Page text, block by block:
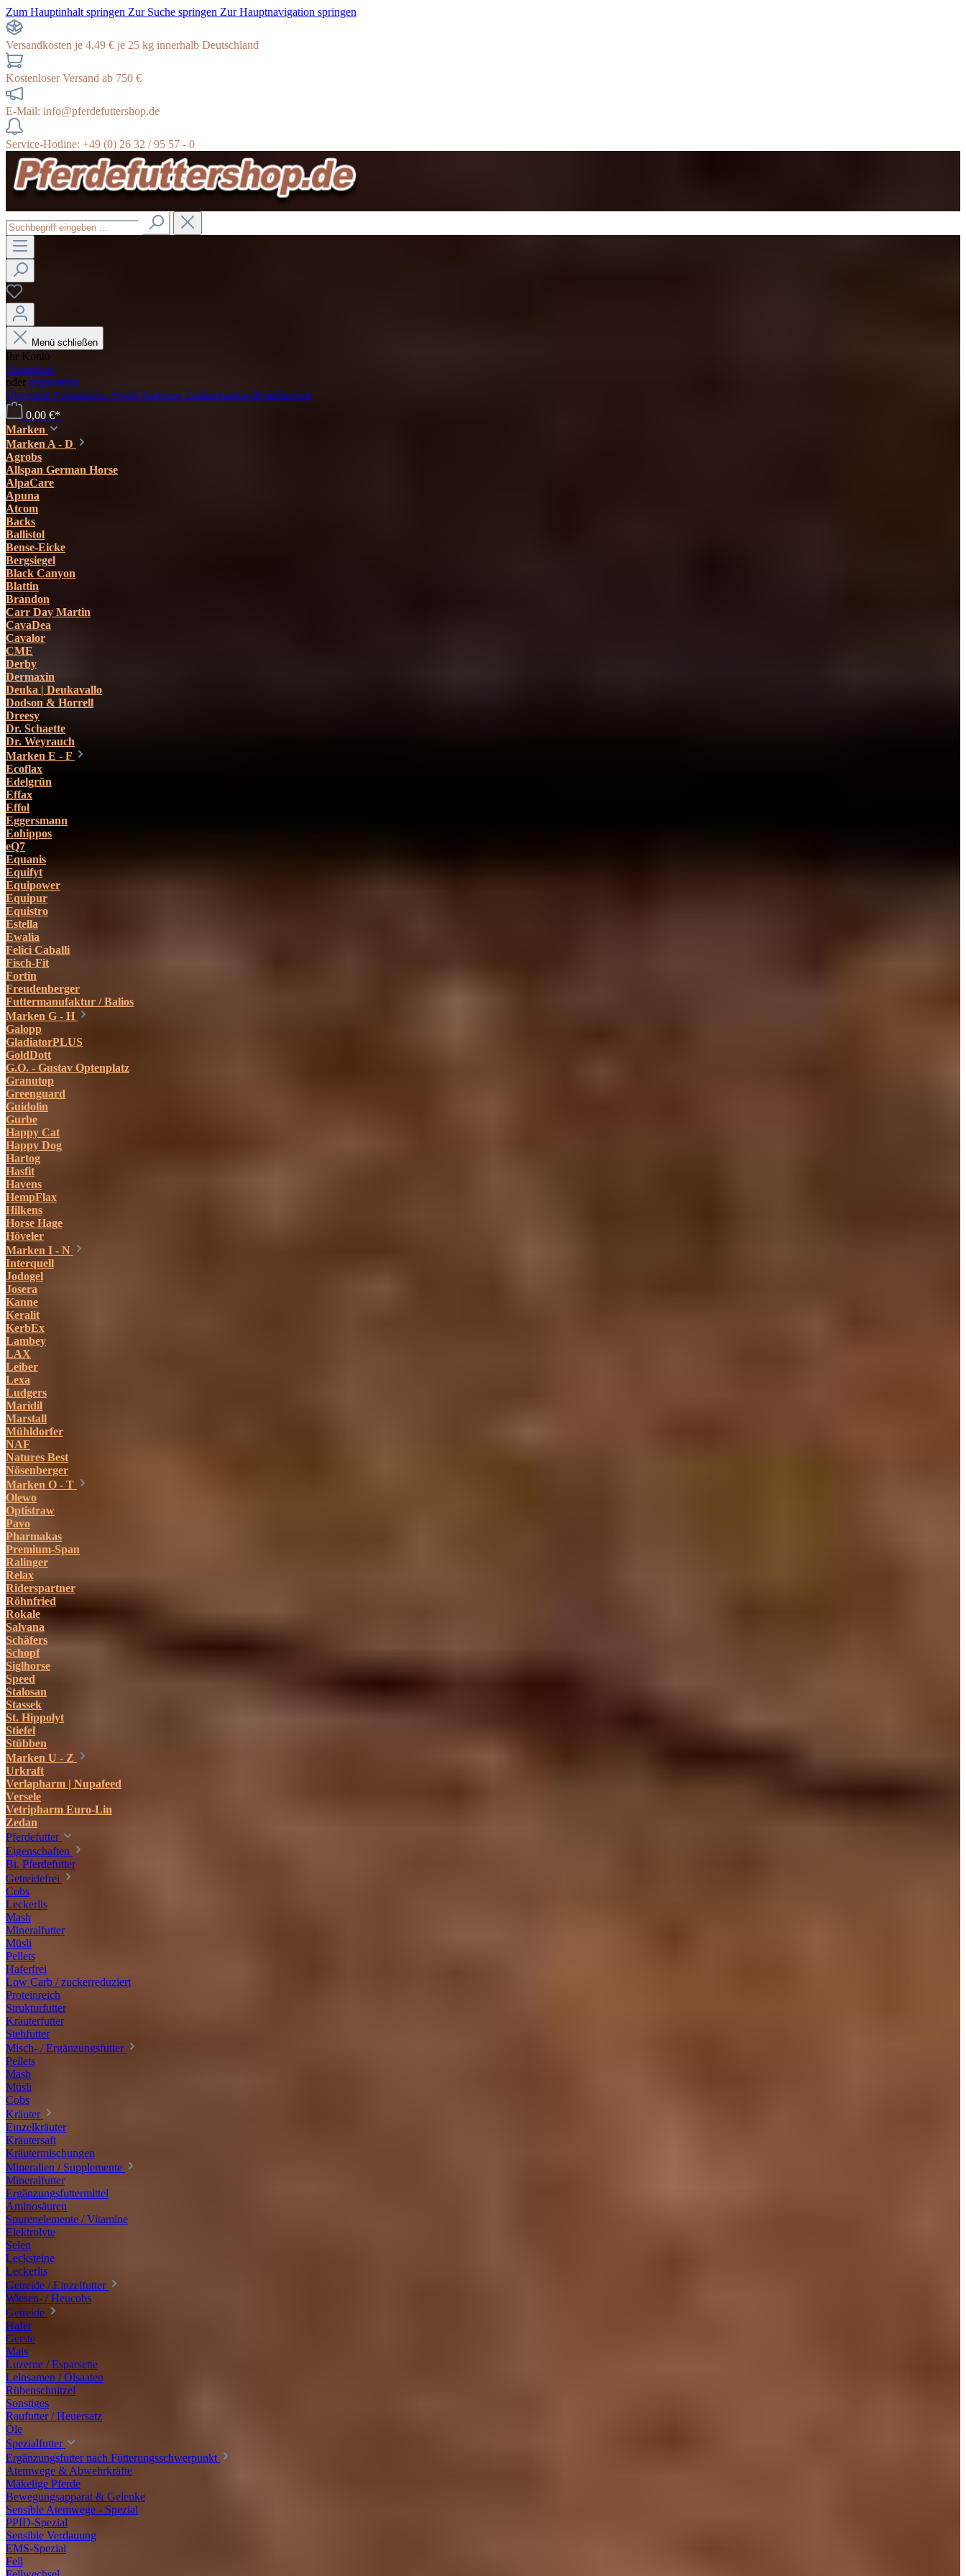
Zum Hauptinhalt springen Zur Suche springen Zur Hauptnavigation springen
Versandkosten je 4,49 € je 25 kg innerhalb Deutschland
Kostenloser Versand ab 750 €
E-Mail: info@pferdefuttershop.de
Service-Hotline: +49 (0) 26 32 / 95 57 - 0
Menü schließen
Ihr Konto
Anmelden
oder registrieren
Übersicht Persönliches Profil Adressen Zahlungsarten Bestellungen
0,00 €*
Marken
Marken A - D
Agrobs
Allspan German Horse
AlpaCare
Apuna
Atcom
Backs
Ballistol
Bense-Eicke
Bergsiegel
Black Canyon
Blattin
Brandon
Carr Day Martin
CavaDea
Cavalor
CME
Derby
Dermaxin
Deuka | Deukavallo
Dodson & Horrell
Dreesy
Dr. Schaette
Dr. Weyrauch
Marken E - F
Ecoflax
Edelgrün
Effax
Effol
Eggersmann
Eohippos
eQ7
Equanis
Equifyt
Equipower
Equipur
Equistro
Estella
Ewalia
Felici Caballi
Fisch-Fit
Fortin
Freudenberger
Futtermanufaktur / Balios
Marken G - H
Galopp
GladiatorPLUS
GoldDott
G.O. - Gustav Optenplatz
Granutop
Greenguard
Guidolin
Gurbe
Happy Cat
Happy Dog
Hartog
Hasfit
Havens
HempFlax
Hilkens
Horse Hage
Höveler
Marken I - N
Interquell
Jodogel
Josera
Kanne
Keralit
KerbEx
Lambey
LAX
Leiber
Lexa
Ludgers
Maridil
Marstall
Mühldorfer
NAF
Natures Best
Nösenberger
Marken O - T
Olewo
Optistraw
Pavo
Pharmakas
Premium-Span
Ralinger
Relax
Riderspartner
Röhnfried
Rokale
Salvana
Schäfers
Schopf
Siglhorse
Speed
Stalosan
Stassek
St. Hippolyt
Stiefel
Stübben
Marken U - Z
Urkraft
Verlapharm | Nupafeed
Versele
Vetripharm Euro-Lin
Zedan
Pferdefutter
Eigenschaften
Bi. Pferdefutter
Getreidefrei
Cobs
Leckerlis
Mash
Mineralfutter
Müsli
Pellets
Haferfrei
Low Carb / zuckerreduziert
Proteinreich
Strukturfutter
Kräuterfutter
Stehfutter
Misch- / Ergänzungsfutter
Pellets
Mash
Müsli
Cobs
Kräuter
Einzelkräuter
Kräutersaft
Kräutermischungen
Mineralien / Supplemente
Mineralfutter
Ergänzungsfuttermittel
Aminosäuren
Spurenelemente / Vitamine
Elektrolyte
Selen
Lecksteine
Leckerlis
Getreide / Einzelfutter
Wiesen- / Heucobs
Getreide
Hafer
Gerste
Mais
Luzerne / Esparsette
Leinsamen / Ölsaaten
Rübenschnitzel
Sonstiges
Raufutter / Heuersatz
Öle
Spezialfutter
Ergänzungsfutter nach Fütterungsschwerpunkt
Atemwege & Abwehrkräfte
Mäkelige Pferde
Bewegungsapparat & Gelenke
Sensible Atemwege - Spezial
PPID-Spezial
Sensible Verdauung
EMS-Spezial
Fell